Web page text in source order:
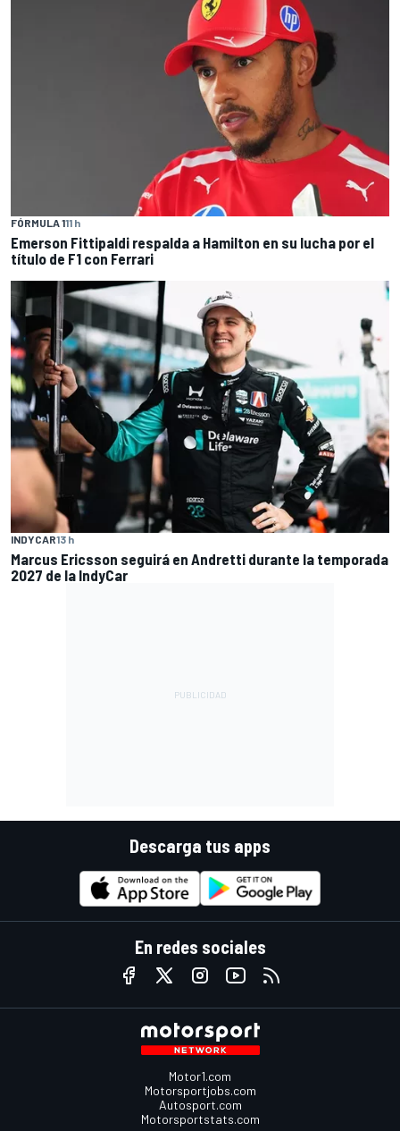
FÓRMULA 111 h
Emerson Fittipaldi respalda a Hamilton en su lucha por el
título de F1 con Ferrari
INDYCAR13 h
Marcus Ericsson seguirá en Andretti durante la temporada
2027 de la IndyCar
Descarga tus apps
En redes sociales
Motor1.com
Motorsportjobs.com
Autosport.com
Motorsportstats.com